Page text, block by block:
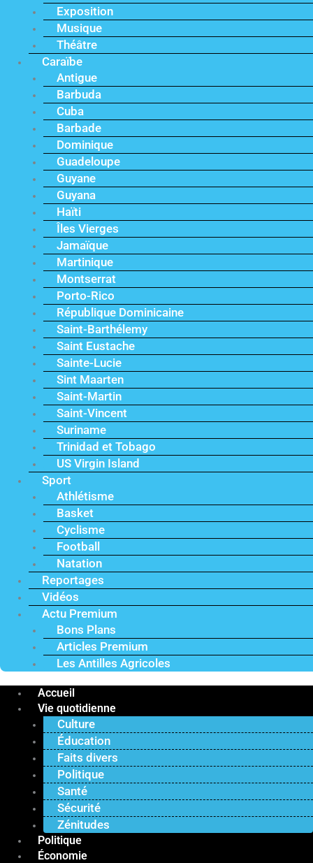
Exposition
Musique
Théâtre
Caraïbe
Antigue
Barbuda
Cuba
Barbade
Dominique
Guadeloupe
Guyane
Guyana
Haïti
Îles Vierges
Jamaïque
Martinique
Montserrat
Porto-Rico
République Dominicaine
Saint-Barthélemy
Saint Eustache
Sainte-Lucie
Sint Maarten
Saint-Martin
Saint-Vincent
Suriname
Trinidad et Tobago
US Virgin Island
Sport
Athlétisme
Basket
Cyclisme
Football
Natation
Reportages
Vidéos
Actu Premium
Bons Plans
Articles Premium
Les Antilles Agricoles
Accueil
Vie quotidienne
Culture
Éducation
Faits divers
Politique
Santé
Sécurité
Zénitudes
Politique
Économie